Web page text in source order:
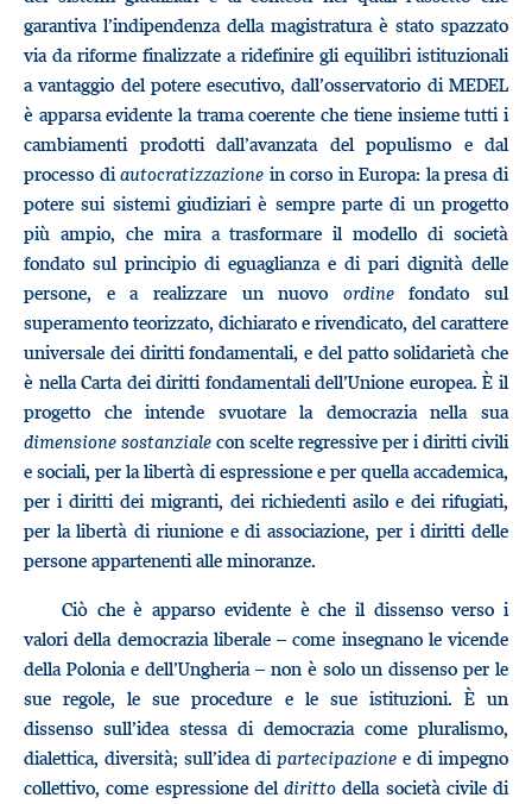
garantiva l’indipendenza della magistratura è stato spazzato
via da riforme finalizzate a ridefinire gli equilibri istituzionali
a vantaggio del potere esecutivo, dall’osservatorio di MEDEL
è apparsa evidente la trama coerente che tiene insieme tutti i
cambiamenti prodotti dall’avanzata del populismo e dal
processo diautocratizzazione in corso in Europa: la presa di
potere sui sistemi giudiziari è sempre parte di un progetto
più ampio, che mira a trasformare il modello di società
fondato sul principio di eguaglianza e di pari dignità delle
persone, e a realizzare un nuovo ordinefondato sul
superamento teorizzato, dichiarato e rivendicato, del carattere
universale dei diritti fondamentali, e del patto solidarietà che
è nella Carta dei diritti fondamentali dell’Unione europea. È il
progetto che intende svuotare la democrazia nella sua
dimensione sostanziale con scelte regressive per i diritti civili
e sociali, per la libertà di espressione e per quella accademica,
per i diritti dei migranti, dei richiedenti asilo e dei rifugiati,
per la libertà di riunione e di associazione, per i diritti delle
persone appartenenti alle minoranze.
Ciò che è apparso evidente è che il dissenso verso i
valori della democrazia liberale – come insegnano le vicende
della Polonia e dell’Ungheria – non è solo un dissenso per le
sue regole, le sue procedure e le sue istituzioni. È un
dissenso sull’idea stessa di democrazia come pluralismo,
dialettica, diversità; sull’idea dipartecipazione e di impegno
collettivo, come espressione del dirittodella società civile di